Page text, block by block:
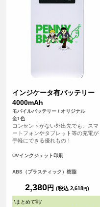
インジケータ有バッテリー
4000mAh
モバイルバッテリー / オリジナル
全1色
コンセントがない外出先でも、スマ
ートフォンやタブレット等の充電が
手軽にできる優れもの！
UVインクジェット印刷
ABS（プラスティック）樹脂
2,380円 (税込 2,618円)
\まとめて割/